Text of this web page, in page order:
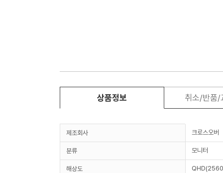
상품정보 취소/반품/
제조회사 크로스오버
분류 모니터
해상도